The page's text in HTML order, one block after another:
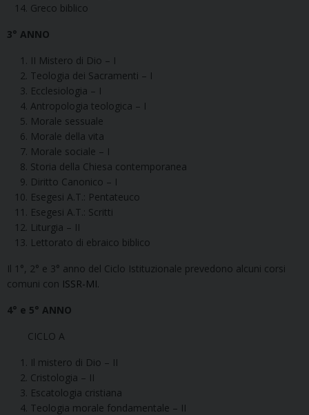
Greco biblico
3° ANNO
II Mistero di Dio – I
Teologia dei Sacramenti – I
Ecclesiologia – I
Antropologia teologica – I
Morale sessuale
Morale della vita
Morale sociale – I
Storia della Chiesa contemporanea
Diritto Canonico – I
Esegesi A.T.: Pentateuco
Esegesi A.T.: Scritti
Liturgia – II
Lettorato di ebraico biblico
Il 1°, 2° e 3° anno del Ciclo Istituzionale prevedono alcuni corsi
comuni con ISSR-MI.
4° e 5° ANNO
CICLO A
Il mistero di Dio – II
Cristologia – II
Escatologia cristiana
Teologia morale fondamentale – II